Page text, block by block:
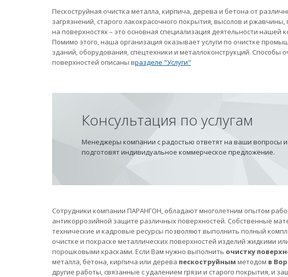
Пескоструйная очистка металла, кирпича, дерева и бетона от
загрязнений, старого лакокрасочного покрытия, высолов и
на поверхностях – это основная специализация деятельности нашей
Помимо этого, наша организация оказывает услуги по очистке
зданий, оборудования, спецтехники и металлоконструкций. Способы
поверхностей описаны вразделе "Услуги"
Консультация по услугам
Менеджеры компании с радостью ответят на ваши вопросы и
подготовят индивидуальное коммерческое предложение.
Сотрудники компании ПАРАНГОН, обладают многолетним опытом
антикоррозийной защите различных поверхностей. Собственные
технические и кадровые ресурсы позволяют выполнить полный
очистке и покраске металлических поверхностей изделий жидкими
порошковыми красками. Если Вам нужно выполнить очистку
металла, бетона, кирпича или дерева пескоструйным методом в
другие работы, связанные с удалением грязи и старого покрытия, и